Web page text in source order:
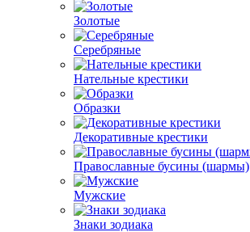
Золотые
Серебряные
Нательные крестики
Образки
Декоративные крестики
Православные бусины (шармы)
Мужские
Знаки зодиака